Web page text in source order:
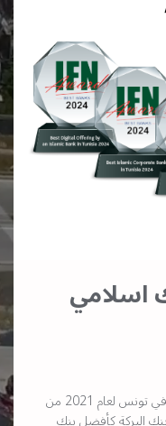
اسلامي
بعد حصوله على جائزة أفضل بنك اسلامي في تونس لعام 2021 من